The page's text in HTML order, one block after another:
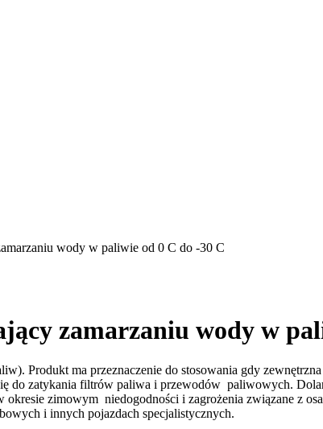
wody w paliwie od 0 C do -30 C
zamarzaniu wody w
Produkt ma przeznaczenie do stosowania gdy
do zatykania filtrów paliwa i przewodów paliwowych.
zimowym niedogodności i zagrożenia związane z
i innych pojazdach specjalistycznych.